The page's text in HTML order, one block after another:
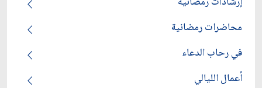
محاضرات رمضانية
في رحاب الدعاء
أعمال الليالي